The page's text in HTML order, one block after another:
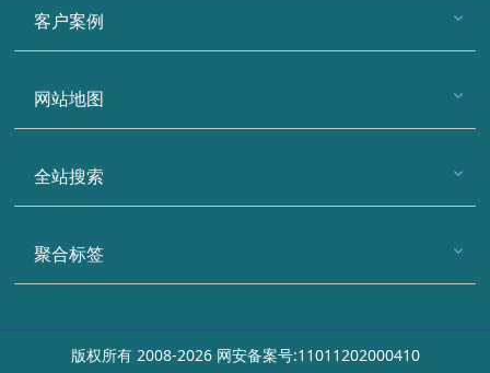
客户案例
网站地图
全站搜索
聚合标签
版权所有 2008-2026 网安备案号:11011202000410